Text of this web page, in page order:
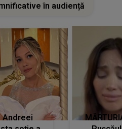
în audiență
Andreei